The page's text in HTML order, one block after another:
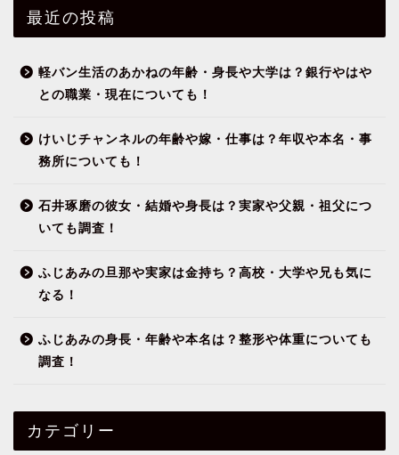
最近の投稿
軽バン生活のあかねの年齢・身長や大学は？銀行やはや
との職業・現在についても！
けいじチャンネルの年齢や嫁・仕事は？年収や本名・事
務所についても！
石井琢磨の彼女・結婚や身長は？実家や父親・祖父につ
いても調査！
ふじあみの旦那や実家は金持ち？高校・大学や兄も気に
なる！
ふじあみの身長・年齢や本名は？整形や体重についても
調査！
カテゴリー